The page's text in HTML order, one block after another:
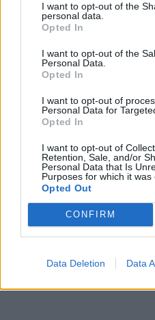
I want to opt-out of the
personal data.
Opted In
I want to opt-out of the
Personal Data.
Opted In
I want to opt-out of
Personal Data for
Opted In
I want to opt-out of
Retention, Sale, and/or
Personal Data that Is
Purposes for which it was
Opted Out
CONFIRM
Data Deletion Data
γεύση.
Φάτε το πρωί μόλις
ωμό σε σαλάτες.